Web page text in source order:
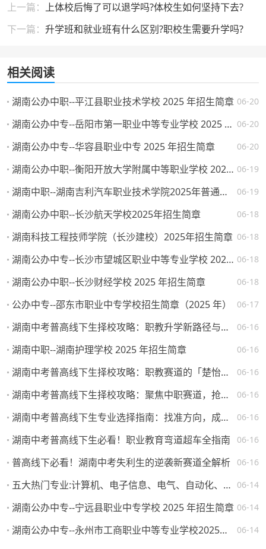
上一篇： 上体校后悔了可以退学吗?体校生如何坚持下去?
下一篇： 升学班和就业班有什么区别?职校生需要升学吗?
相关阅读
06-20
湖南公办中职--平江县职业技术学校 2025 年招生简章
06-20
湖南公办中专--岳阳市第一职业中等专业学校 2025 年招生简章
06-20
湖南公办中专--华容县职业中专 2025 年招生简章
06-19
湖南公办中职--衡阳开放大学附属中等职业学校 2025 年招生简章
06-19
湖南中职--湖南吉利汽车职业技术学院2025年普通高校招生章程
06-18
湖南公办中职--长沙航天学校2025年招生简章
06-18
湖南科技工程技师学院（长沙建校）2025年招生简章
06-18
湖南公办中专--长沙市望城区职业中等专业学校 2025 年招生简章
06-18
湖南公办中职--长沙财经学校 2025 年招生简章
06-17
公办中专--邵东市职业中专学校招生简章（2025 年）
06-16
湖南中考普高线下生择校攻略：职教升学新路径与热门院校解析
06-16
湖南中职--湖南护理学校 2025 年招生简章
06-16
湖南中考普高线下生择校攻略：职教赛道的「楚怡」机遇与突围路径
06-16
湖南中考普高线下生择校攻略：聚焦中职赛道，抢占升学就业先机
06-16
湖南中考普高线下生专业选择指南：找准方向，成就未来
06-16
湖南中考普高线下生必看！职业教育弯道超车全指南
06-16
普高线下必看！湖南中考失利生的逆袭新赛道全解析
06-14
五大热门专业:计算机、电子信息、电气、自动化、机械。学校怎么选，将来就业如何？
06-14
湖南公办中专--宁远县职业中专学校 2025 年招生简章
06-14
湖南公办中专--永州市工商职业中等专业学校2025年一年级新生填报志愿须知